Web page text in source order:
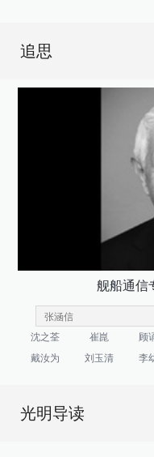
追思
舰船通信
沈之荃 崔崑 顾
戴汝为
刘玉清 李
光明导读